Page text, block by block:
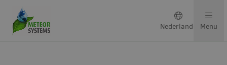
Nederlands Menu